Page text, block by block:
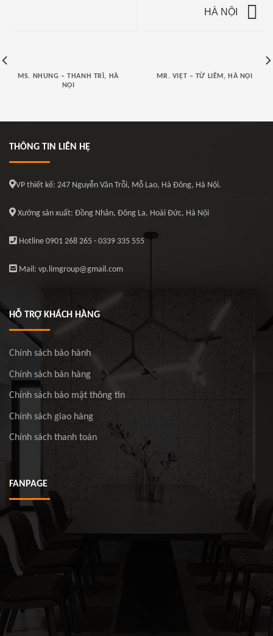
HÀ NỘI
MS. NHUNG – THANH TRÌ, HÀ
NỘI
MR. VIỆT – TỪ LIÊM, HÀ NỘI
THÔNG TIN LIÊN HỆ
VP thiết kế: 247 Nguyễn Văn Trỗi, Mỗ Lao, Hà Đông, Hà Nội.
Xưởng sản xuất: Đồng Nhân, Đông La, Hoài Đức, Hà Nội
Hotline 0901 268 265 - 0339 335 555
Mail: vp.limgroup@gmail.com
HỖ TRỢ KHÁCH HÀNG
Chính sách bảo hành
Chính sách bán hàng
Chính sách bảo mật thông tin
Chính sách giao hàng
Chính sách thanh toán
FANPAGE